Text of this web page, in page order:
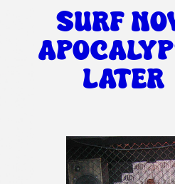
SURF
LATER